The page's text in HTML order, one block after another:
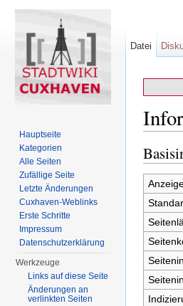
Datei
Hauptseite
Kategorien
Alle Seiten
Zufällige Seite
Letzte Änderungen
Cuxhaven-Weblinks
Erste Schritte
Impressum
Datenschutzerklärung
Werkzeuge
Links auf diese Seite
Änderungen an
verlinkten Seiten